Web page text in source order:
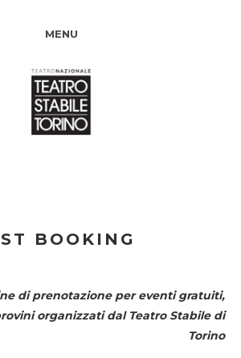
MENU
BOOKING
di prenotazione per eventi gratuiti,
organizzati dal Teatro Stabile di
Torino